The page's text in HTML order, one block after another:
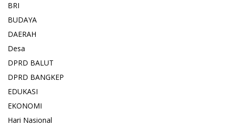
BRI
BUDAYA
DAERAH
Desa
DPRD BALUT
DPRD BANGKEP
EDUKASI
EKONOMI
Hari Nasional